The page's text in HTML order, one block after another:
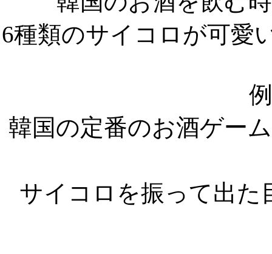
6種類のサイコロが可愛
韓国の定番のお酒ゲー
サイコロを振って出た